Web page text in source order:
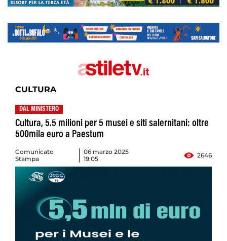
CULTURA
DAL MINISTERO
Cultura, 5.5 milioni per 5 musei e siti salernitani: oltre
500mila euro a Paestum
Comunicato
Stampa
06 marzo 2025
19:05
2646